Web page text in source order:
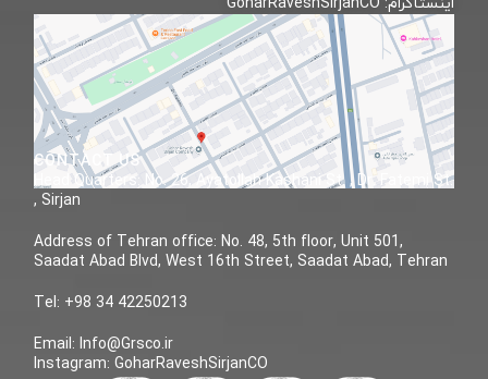
CONTACT US
Head Quarters: No. 26, Ayatollah Kashani St. , Dr. Fatemi St.
, Sirjan
Address of Tehran office: No. 48, 5th floor, Unit 501,
Saadat Abad Blvd, West 16th Street, Saadat Abad, Tehran
Tel: +98 34 42250213
Email: Info@Grsco.ir
Instagram: GoharRaveshSirjanCO